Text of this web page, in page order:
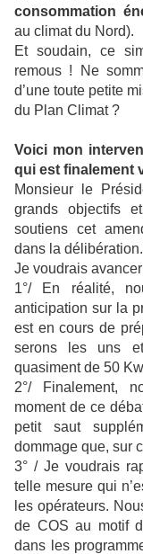
consommation
au climat du Nord).
Et soudain, ce
remous ! Ne
d’une toute petite
du Plan Climat ?
Voici mon
qui est finalement
Monsieur le
grands objectifs
soutiens cet
dans la délibération.
Je voudrais
1°/ En réalité,
anticipation sur la
est en cours de
serons les uns
quasiment de 50 Kw
2°/ Finalement,
moment de ce
petit saut
dommage que, sur
3° / Je voudrais
telle mesure qui
les opérateurs.
de COS au motif
dans les